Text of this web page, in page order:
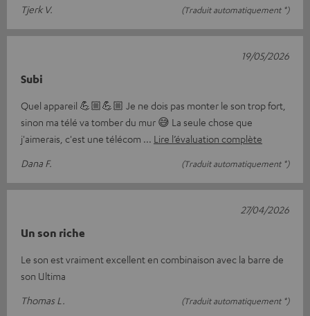
Tjerk V.
(Traduit automatiquement *)
Subi
Quel appareil 💪🏼💪🏼 Je ne dois pas monter le son trop fort,
sinon ma télé va tomber du mur 😅 La seule chose que
j'aimerais, c'est une télécom
Lire l’évaluation complète
Dana F.
(Traduit automatiquement *)
19/05/2026
Un son riche
Le son est vraiment excellent en combinaison avec la barre de
son Ultima
Thomas L.
(Traduit automatiquement *)
27/04/2026